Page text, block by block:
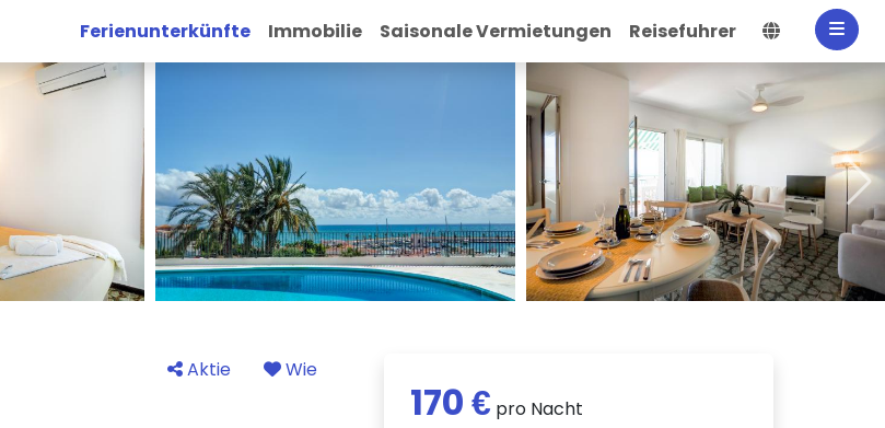
Ferienunterkünfte Immobilie Saisonale Vermietungen Reisefuhrer Sprache
Aktie Wie
170 € pro Nacht